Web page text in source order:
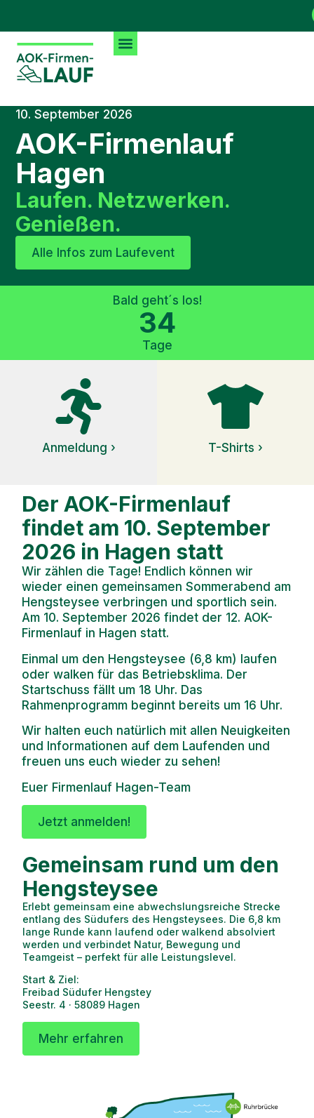
10. September 2026
AOK-Firmenlauf
Hagen
Laufen. Netzwerken.
Genießen.
Alle Infos zum Laufevent
Bald geht´s los!
34
Tage
Anmeldung › T-Shirts ›
Der AOK-Firmenlauf
findet am 10. September
2026 in Hagen statt
Wir zählen die Tage! Endlich können wir
wieder einen gemeinsamen Sommerabend am
Hengsteysee verbringen und sportlich sein.
Am 10. September 2026 findet der 12. AOK-
Firmenlauf in Hagen statt.
Einmal um den Hengsteysee (6,8 km) laufen
oder walken für das Betriebsklima. Der
Startschuss fällt um 18 Uhr. Das
Rahmenprogramm beginnt bereits um 16 Uhr.
Wir halten euch natürlich mit allen Neuigkeiten
und Informationen auf dem Laufenden und
freuen uns euch wieder zu sehen!
Euer Firmenlauf Hagen-Team
Jetzt anmelden!
Gemeinsam rund um den
Hengsteysee
Erlebt gemeinsam eine abwechslungsreiche Strecke
entlang des Südufers des Hengsteysees. Die 6,8 km
lange Runde kann laufend oder walkend absolviert
werden und verbindet Natur, Bewegung und
Teamgeist – perfekt für alle Leistungslevel.
Start & Ziel:
Freibad Südufer Hengstey
Seestr. 4 · 58089 Hagen
Mehr erfahren